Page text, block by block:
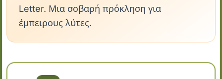
Letter. Μια σοβαρή πρόκληση για
έμπειρους λύτες.